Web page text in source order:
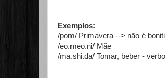
Exemplos:
/pom/ Primavera --> não é
/eo.meo.ni/ Mãe
/ma.shi.da/ Tomar, beber -